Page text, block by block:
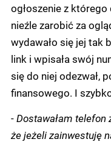
ogłoszenie z którego
nieźle zarobić za
wydawało się jej tak
link i wpisała swój
się do niej odezwał,
finansowego. I
-Dostawałam telefon
że jeżeli zainwestuję